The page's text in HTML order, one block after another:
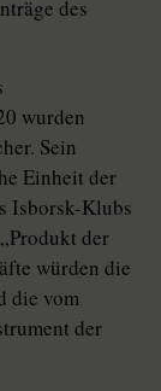
des
wurden
Sein
Einheit der
Isborsk-Klubs
der
würden die
die vom
der